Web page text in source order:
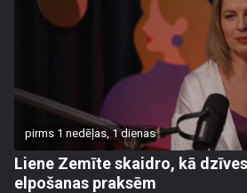
pirms 1 nedēļas, 1 dienas
Liene Zemīte skaidro, kā
elpošanas praksēm